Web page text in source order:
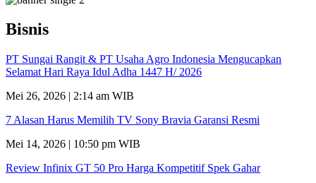
Bisnis
PT Sungai Rangit & PT Usaha Agro Indonesia Mengucapkan
Selamat Hari Raya Idul Adha 1447 H/ 2026
Mei 26, 2026 | 2:14 am WIB
7 Alasan Harus Memilih TV Sony Bravia Garansi Resmi
Mei 14, 2026 | 10:50 pm WIB
Review Infinix GT 50 Pro Harga Kompetitif Spek Gahar